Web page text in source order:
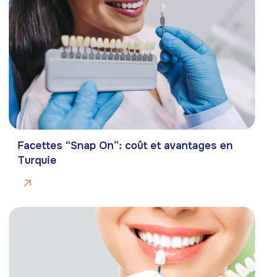
Facettes “Snap On”: coût et avantages en
Turquie